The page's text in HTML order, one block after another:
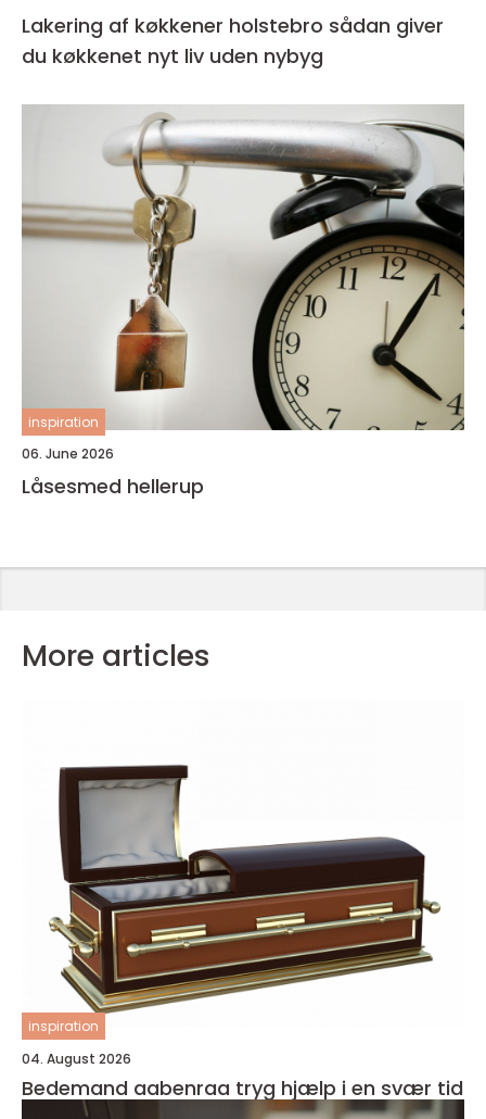
Lakering af køkkener holstebro sådan giver
du køkkenet nyt liv uden nybyg
inspiration
06. June 2026
Låsesmed hellerup
More articles
inspiration
04. August 2026
Bedemand aabenraa tryg hjælp i en svær tid